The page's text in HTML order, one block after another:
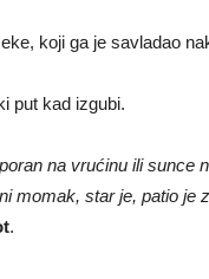
koji ga je savladao
put kad izgubi.
na vrućinu ili sunce
momak, star je, patio je
.